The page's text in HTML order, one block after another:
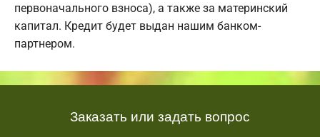
первоначального взноса), а также за материнский
капитал. Кредит будет выдан нашим банком-
партнером.
Заказать или задать вопрос